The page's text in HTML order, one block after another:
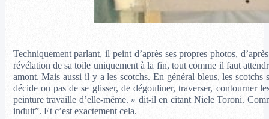
Techniquement parlant, il peint d’après ses propres photos,
révélation de sa toile uniquement à la fin, tout comme il faut
amont. Mais aussi il y a les scotchs. En général bleus, les
décide ou pas de se glisser, de dégouliner, traverser, contourner
peinture travaille d’elle-même. » dit-il en citant Niele Toroni.
induit”. Et c’est exactement cela.